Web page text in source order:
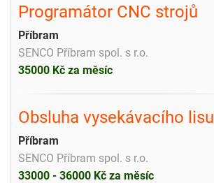
Programátor CNC strojů
Příbram
SENCO Příbram spol. s r.o.
35000 Kč za měsíc
Obsluha vysekávacího lisu
Příbram
SENCO Příbram spol. s r.o.
33000 - 36000 Kč za měsíc